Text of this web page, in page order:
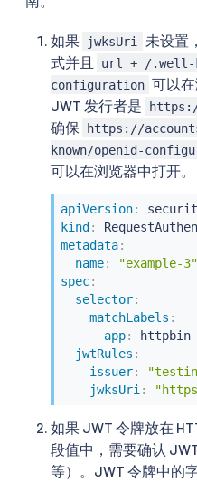
如果 jwksUri
未设置
式并且
url + /.well-
configuration 可以
JWT 发行者是
确保
https://
known/openid-
可以在浏览器中打开。
apiVersion:
kind :
metadata:
name:
"example-3"
spec:
selector:
matchLabels :
app:
httpbin
jwtRules :
-
issuer:
jwksUri :
如果 JWT 令牌放在
段值中，需要确认
等）。JWT 令牌中的